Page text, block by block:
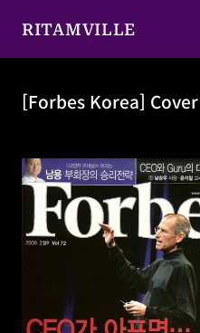
RITAMVILLE
[Forbes Korea]